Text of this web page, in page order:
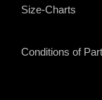
Size-Charts
Conditions of